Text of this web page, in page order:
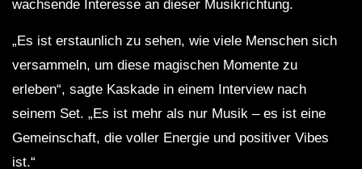
wachsende Interesse an dieser Musikrichtung.
„Es ist erstaunlich zu sehen, wie viele Menschen sich
versammeln, um diese magischen Momente zu
erleben“, sagte Kaskade in einem Interview nach
seinem Set. „Es ist mehr als nur Musik – es ist eine
Gemeinschaft, die voller Energie und positiver Vibes
ist.“